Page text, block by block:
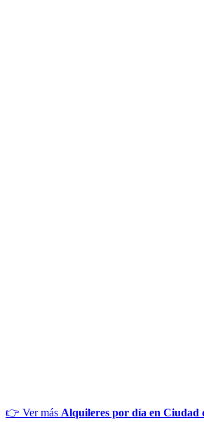
👉 Ver más Alquileres por día en Ciudad